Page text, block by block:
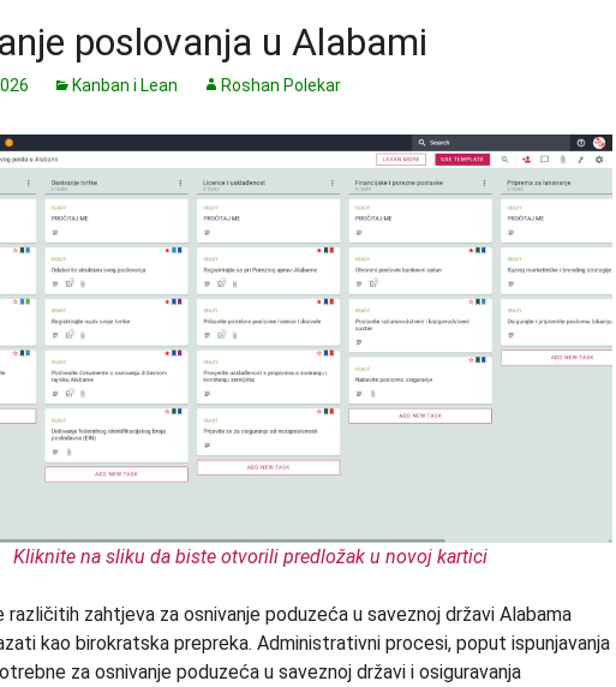
poslovanja u Alabami
Kanban i Lean Roshan Polekar
Kliknite na sliku da biste otvorili predložak u novoj kartici
različitih zahtjeva za osnivanje poduzeća u saveznoj državi Alabama
kao birokratska prepreka. Administrativni procesi, poput ispunjavanja
za osnivanje poduzeća u saveznoj državi i osiguravanja